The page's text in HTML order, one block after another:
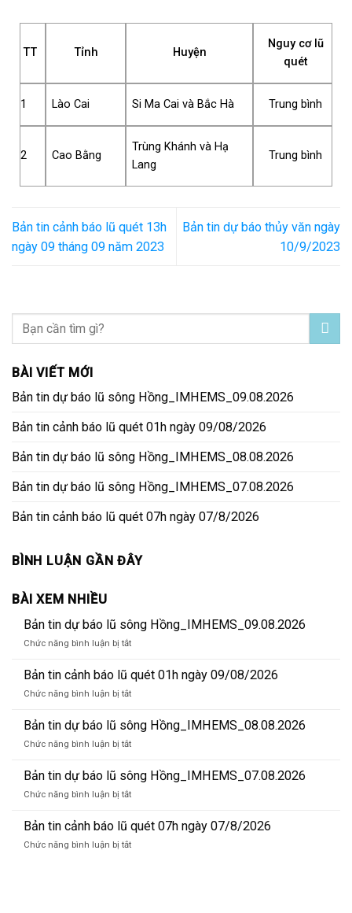
TT Tỉnh Huyện
Nguy cơ lũ
quét
1 Lào Cai Si Ma Cai và Bắc Hà Trung bình
2 Cao Bằng
Trùng Khánh và Hạ
Lang
Trung bình
Bản tin cảnh báo lũ quét 13h
ngày 09 tháng 09 năm 2023
Bản tin dự báo thủy văn ngày
10/9/2023
BÀI VIẾT MỚI
Bản tin dự báo lũ sông Hồng_IMHEMS_09.08.2026
Bản tin cảnh báo lũ quét 01h ngày 09/08/2026
Bản tin dự báo lũ sông Hồng_IMHEMS_08.08.2026
Bản tin dự báo lũ sông Hồng_IMHEMS_07.08.2026
Bản tin cảnh báo lũ quét 07h ngày 07/8/2026
BÌNH LUẬN GẦN ĐÂY
BÀI XEM NHIỀU
Bản tin dự báo lũ sông Hồng_IMHEMS_09.08.2026
Chức năng bình luận bị tắtở
tin
dự
báo
sông
Hồng_IMHEMS_09.08.2026
Bản tin cảnh báo lũ quét 01h ngày 09/08/2026
Chức năng bình luận bị tắtở
tin
cảnh
báo
quét
01h
09/08/2026
Bản tin dự báo lũ sông Hồng_IMHEMS_08.08.2026
Chức năng bình luận bị tắtở
tin
báo
sông
Hồng_IMHEMS_08.08.2026
Bản tin dự báo lũ sông Hồng_IMHEMS_07.08.2026
Chức năng bình luận bị tắtở
tin
dự
báo
Bản tin cảnh báo lũ quét 07h ngày 07/8/2026
Chức năng bình luận bị tắtở